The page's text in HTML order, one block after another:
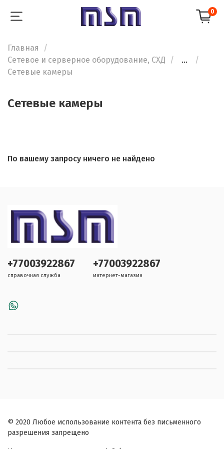
0
Главная
Сетевое и серверное оборудование, СХД
...
Сетевые камеры
Сетевые камеры
По вашему запросу ничего не найдено
+77003922867
справочная служба
+77003922867
интернет-магазин
© 2020 Любое использование контента без письменного
разрешения запрещено